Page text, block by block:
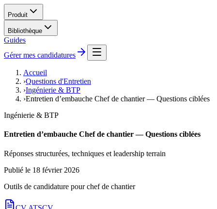
Produit
Bibliothèque
Guides
Gérer mes candidatures
Accueil
›Questions d'Entretien
›Ingénierie & BTP
›Entretien d’embauche Chef de chantier — Questions ciblées
Ingénierie & BTP
Entretien d’embauche Chef de chantier — Questions ciblées
Réponses structurées, techniques et leadership terrain
Publié le 18 février 2026
Outils de candidature pourchef de chantier